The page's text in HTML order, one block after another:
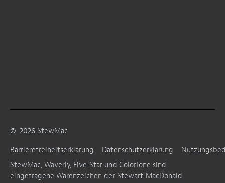
© 2026 StewMac
Barrierefreiheitserklärung
Datenschutzerklärung
StewMac, Waverly, Five-Star und ColorTone sind
eingetragene Warenzeichen der Stewart-MacDonald